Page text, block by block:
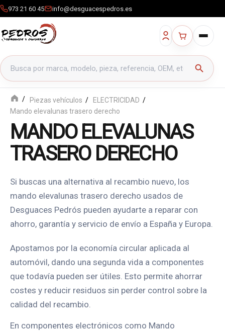
973 21 60 45 info@desguacespedros.es
Buscar productos
search
Piezas vehículos
ELECTRICIDAD
Mando elevalunas trasero derecho
MANDO ELEVALUNAS
TRASERO DERECHO
Si buscas una alternativa al recambio nuevo, los
mando elevalunas trasero derecho usados de
Desguaces Pedrós pueden ayudarte a reparar con
ahorro, garantía y servicio de envío a España y Europa.
Apostamos por la economía circular aplicada al
automóvil, dando una segunda vida a componentes
que todavía pueden ser útiles. Esto permite ahorrar
costes y reducir residuos sin perder control sobre la
calidad del recambio.
En componentes electrónicos como Mando